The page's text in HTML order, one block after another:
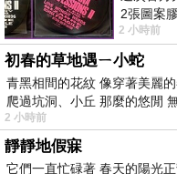
2張圖案
版；目前
2 小時前
初春的草地遇ㄧ小蛇
青黑相間的花紋 像穿著美麗
爬過坑洞、小丘 那麼的悠閒
2 小時前
靜靜地假寐
它們一直忙碌著 春天的陽光